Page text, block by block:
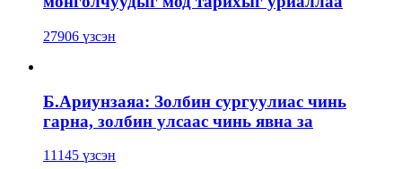
27906 үзсэн
Б.Ариунзаяа: Золбин сургуулиас чинь
гарна, золбин улсаас чинь явна за
11145 үзсэн